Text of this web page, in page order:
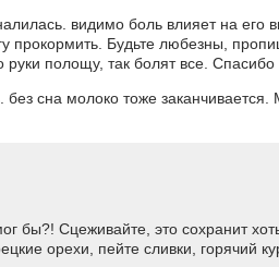
видимо боль влияет на его
прокормить. Будьте любезны,
руки полощу, так болят все. Спасибо
сна молоко тоже заканчивается.
бы?! Сцеживайте, это сохранит
орехи, пейте сливки, горячий